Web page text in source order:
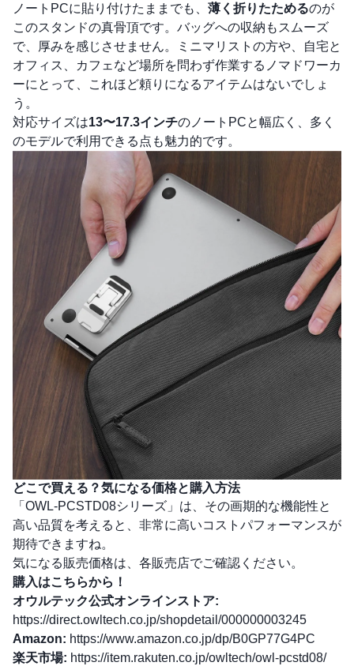
ノートPCに貼り付けたままでも、 薄く折りたためるのが
このスタンドの真骨頂です。バッグへの収納もスムーズ
で、厚みを感じさせません。ミニマリストの方や、自宅と
オフィス、カフェなど場所を問わず作業するノマドワーカ
ーにとって、これほど頼りになるアイテムはないでしょ
う。
対応サイズは13〜17.3インチのノートPCと幅広く、多く
のモデルで利用できる点も魅力的です。
どこで買える？気になる価格と購入方法
「OWL-PCSTD08シリーズ」は、その画期的な機能性と
高い品質を考えると、非常に高いコストパフォーマンスが
期待できますね。
気になる販売価格は、各販売店でご確認ください。
購入はこちらから！
オウルテック公式オンラインストア:
https://direct.owltech.co.jp/shopdetail/000000003245
Amazon: https://www.amazon.co.jp/dp/B0GP77G4PC
楽天市場: https://item.rakuten.co.jp/owltech/owl-pcstd08/